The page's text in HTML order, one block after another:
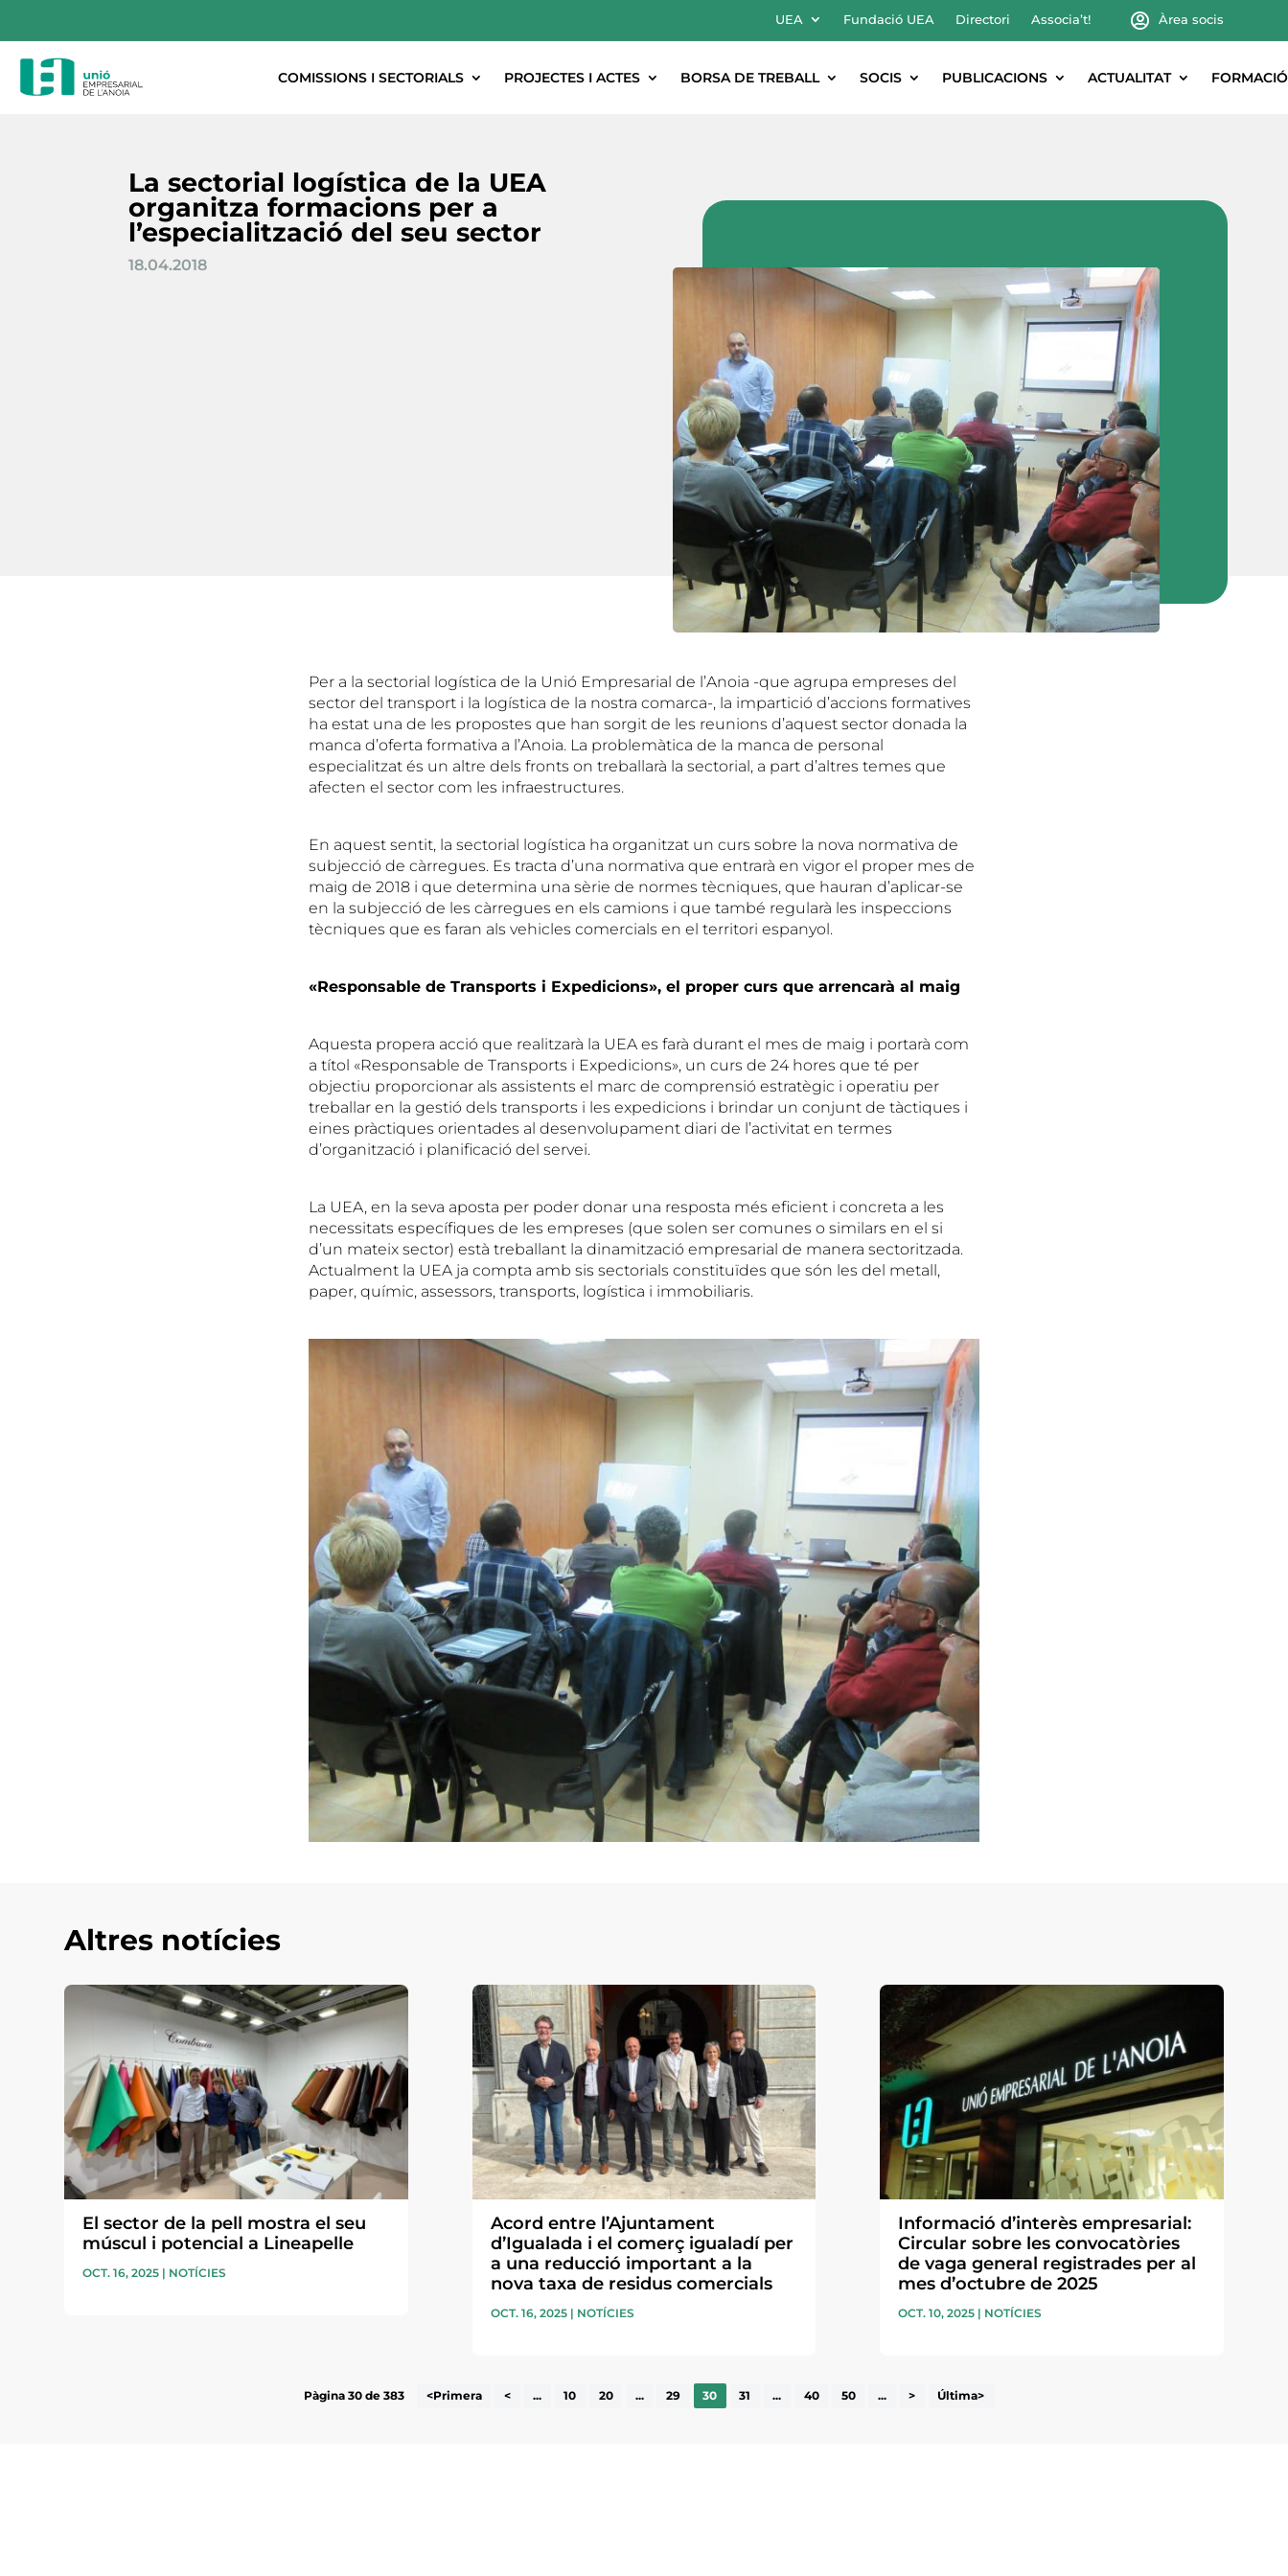
UEA Fundació UEA Directori Associa’t! Àrea socis
COMISSIONS I SECTORIALS PROJECTES I ACTES BORSA DE TREBALL SOCIS PUBLICACIONS ACTUALITAT FORMACIÓ
La sectorial logística de la UEA
organitza formacions per a
l’especialització del seu sector
18.04.2018
Per a la sectorial logística de la Unió Empresarial de l’Anoia -que agrupa empreses del
sector del transport i la logística de la nostra comarca-, la impartició d’accions formatives
ha estat una de les propostes que han sorgit de les reunions d’aquest sector donada la
manca d’oferta formativa a l’Anoia. La problemàtica de la manca de personal
especialitzat és un altre dels fronts on treballarà la sectorial, a part d’altres temes que
afecten el sector com les infraestructures.
En aquest sentit, la sectorial logística ha organitzat un curs sobre la nova normativa de
subjecció de càrregues. Es tracta d’una normativa que entrarà en vigor el proper mes de
maig de 2018 i que determina una sèrie de normes tècniques, que hauran d’aplicar-se
en la subjecció de les càrregues en els camions i que també regularà les inspeccions
tècniques que es faran als vehicles comercials en el territori espanyol.
«Responsable de Transports i Expedicions», el proper curs que arrencarà al maig
Aquesta propera acció que realitzarà la UEA es farà durant el mes de maig i portarà com
a títol «Responsable de Transports i Expedicions», un curs de 24 hores que té per
objectiu proporcionar als assistents el marc de comprensió estratègic i operatiu per
treballar en la gestió dels transports i les expedicions i brindar un conjunt de tàctiques i
eines pràctiques orientades al desenvolupament diari de l’activitat en termes
d’organització i planificació del servei.
La UEA, en la seva aposta per poder donar una resposta més eficient i concreta a les
necessitats específiques de les empreses (que solen ser comunes o similars en el si
d’un mateix sector) està treballant la dinamització empresarial de manera sectoritzada.
Actualment la UEA ja compta amb sis sectorials constituïdes que són les del metall,
paper, químic, assessors, transports, logística i immobiliaris.
Altres notícies
El sector de la pell mostra el seu
múscul i potencial a Lineapelle
OCT. 16, 2025 | NOTÍCIES
Acord entre l’Ajuntament
d’Igualada i el comerç igualadí per
a una reducció important a la
nova taxa de residus comercials
OCT. 16, 2025| NOTÍCIES
Informació d’interès empresarial:
Circular sobre les convocatòries
de vaga general registrades per al
mes d’octubre de 2025
OCT. 10, 2025| NOTÍCIES
Pàgina 30 de 383 <Primera < ... 10 20 ... 29 30 31 ... 40 50 ... > Última>